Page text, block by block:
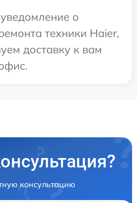
о
техники Haier,
доставку к вам
консультацию